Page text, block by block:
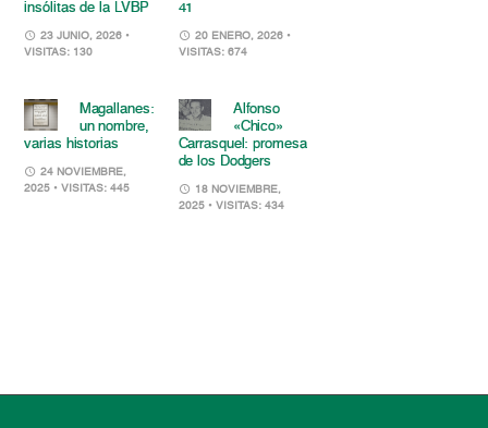
insólitas de la LVBP
23 JUNIO, 2026 •
VISITAS: 130
41
20 ENERO, 2026 •
VISITAS: 674
Magallanes:
un nombre,
varias historias
24 NOVIEMBRE,
2025 • VISITAS: 445
Alfonso
«Chico»
Carrasquel: promesa
de los Dodgers
18 NOVIEMBRE,
2025 • VISITAS: 434